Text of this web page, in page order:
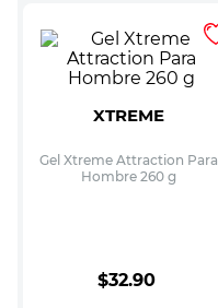
XTREME
Gel Xtreme Attraction Para
Hombre 260 g
$32.90